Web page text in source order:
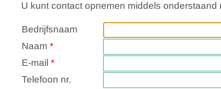
U kunt contact opnemen middels onderstaand
Bedrijfsnaam
Naam *
E-mail *
Telefoon nr.